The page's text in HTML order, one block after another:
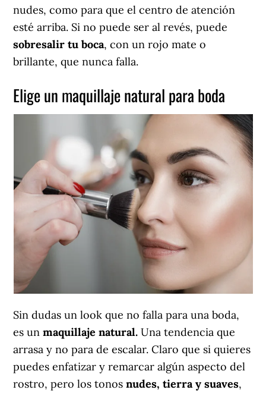
nudes, como para que el centro de atención
esté arriba. Si no puede ser al revés, puede
sobresalir tu boca, con un rojo mate o
brillante, que nunca falla.
Elige un maquillaje natural para boda
Sin dudas un look que no falla para una boda,
es unmaquillaje natural. Una tendencia que
arrasa y no para de escalar. Claro que si quieres
puedes enfatizar y remarcar algún aspecto del
rostro, pero los tonosnudes, tierra y suaves,